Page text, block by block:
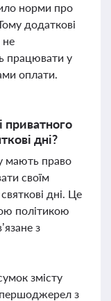
норми про
додаткові
не
працювати у
оплати.
приватного
дні?
мають право
своїм
дні. Це
політикою
з
змісту
першоджерел з